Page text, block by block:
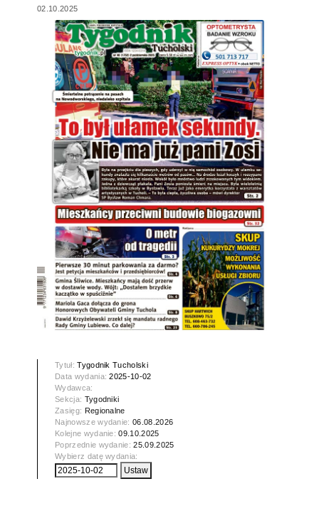
02.10.2025
Tytuł:Tygodnik Tucholski
Data wydania:2025-10-02
Wydawca:
Sekcja: Tygodniki
Zasięg: Regionalne
Najnowsze wydanie:06.08.2026
Kolejne wydanie:09.10.2025
Poprzednie wydanie:25.09.2025
Wybierz datę wydania: